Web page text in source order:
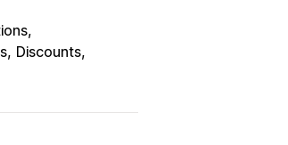
Discounts